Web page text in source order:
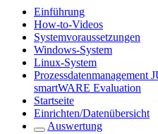
Einführung
How-to-Videos
Systemvoraussetzungen
Windows-System
Linux-System
smartWARE Evaluation
Startseite
Einrichten/Datenübersicht
Auswertung